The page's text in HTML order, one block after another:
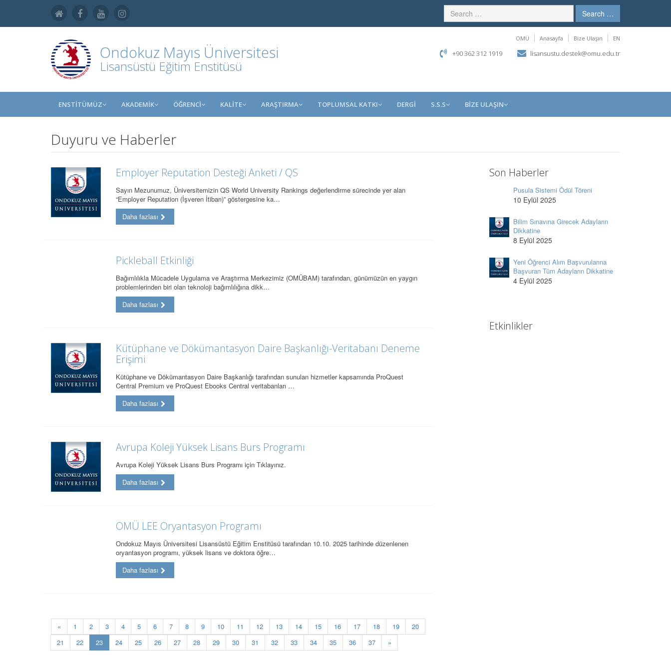
Search …
Ondokuz Mayıs Üniversitesi
Lisansüstü Eğitim Enstitüsü
OMÜ Anasayfa Bize Ulaşın EN
+90 362 312 1919 lisansustu.destek@omu.edu.tr
ENSTİTÜMÜZ AKADEMİK ÖĞRENCİ KALİTE ARAŞTIRMA TOPLUMSAL KATKI DERGİ S.S.S BİZE ULAŞIN
Duyuru ve Haberler
Employer Reputation Desteği Anketi / QS
Sayın Mezunumuz, Üniversitemizin QS World University Rankings değerlendirme sürecinde yer alan
“Employer Reputation (İşveren İtibarı)” göstergesine ka…
Daha fazlası
Pickleball Etkinliği
Bağımlılıkla Mücadele Uygulama ve Araştırma Merkezimiz (OMÜBAM) tarafından, günümüzün en yaygın
problemlerinden biri olan teknoloji bağımlılığına dikk…
Daha fazlası
Kütüphane ve Dökümantasyon Daire Başkanlığı-Veritabanı Deneme
Erişimi
Kütüphane ve Dökümantasyon Daire Başkanlığı tarafından sunulan hizmetler kapsamında ProQuest
Central Premium ve ProQuest Ebooks Central veritabanları …
Daha fazlası
Avrupa Koleji Yüksek Lisans Burs Programı
Avrupa Koleji Yüksek Lisans Burs Programı için Tıklayınız.
Daha fazlası
OMÜ LEE Oryantasyon Programı
Ondokuz Mayıs Üniversitesi Lisansüstü Eğitim Enstitüsü tarafından 10.10. 2025 tarihinde düzenlenen
oryantasyon programı, yüksek lisans ve doktora öğre…
Daha fazlası
« 1 2 3 4 5 6 7 8 9 10 11 12 13 14 15 16 17 18 19
20
21
22 23(current)
24 25 26 27 28 29 30 31 32 33 34 35 36 37 »
Son Haberler
Pusula Sistemi Ödül Töreni
10 Eylül 2025
Bilim Sınavına Girecek Adayların
Dikkatine
8 Eylül 2025
Yeni Öğrenci Alım Başvurularına
Başvuran Tüm Adayların Dikkatine
4 Eylül 2025
Etkinlikler